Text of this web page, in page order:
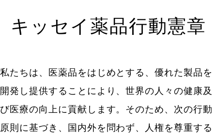
キッセイ薬品行動憲章
私たちは、医薬品をはじめとする、優れた製品を
開発し提供することにより、世界の人々の健康及
び医療の向上に貢献します。そのため、次の行動
原則に基づき、国内外を問わず、人権を尊重する